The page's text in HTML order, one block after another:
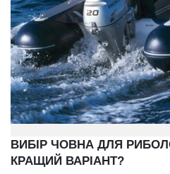
ВИБІР ЧОВНА ДЛЯ
КРАЩИЙ ВАРІАНТ?